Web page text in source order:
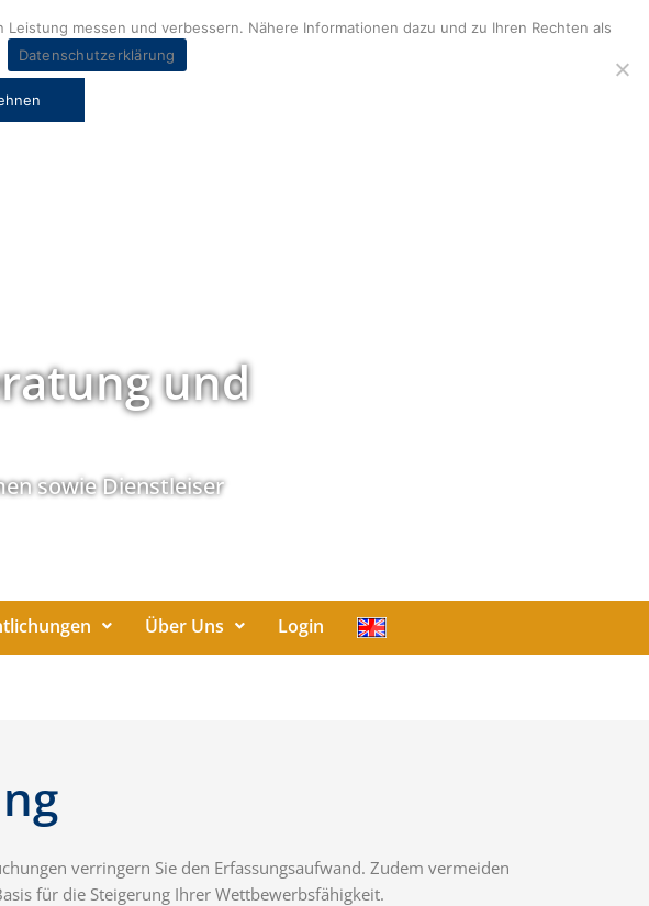
und
sowie Dienstleiser
Über Uns Login
verringern Sie den Erfassungsaufwand. Zudem vermeiden
für die Steigerung Ihrer Wettbewerbsfähigkeit.
messen und verbessern. Nähere Informationen dazu und zu Ihren Rechten als
Datenschutzerklärung